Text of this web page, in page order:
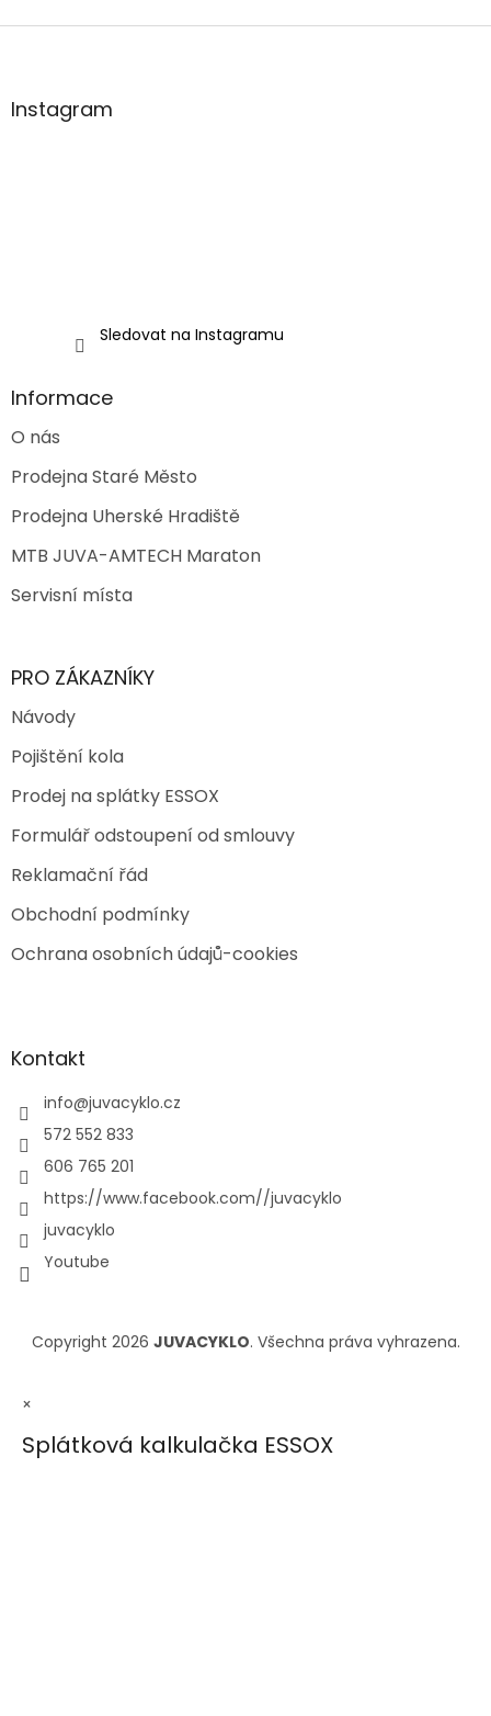
Z
aInstagram
Sledovat na Instagramu
Informace
O nás
Prodejna Staré Město
Prodejna Uherské Hradiště
MTB JUVA-AMTECH Maraton
Servisní místa
PRO ZÁKAZNÍKY
Návody
Pojištění kola
Prodej na splátky ESSOX
Formulář odstoupení od smlouvy
Reklamační řád
Obchodní podmínky
Ochrana osobních údajů-cookies
Kontakt
info@juvacyklo.cz
572 552 833
606 765 201
https://www.facebook.com//juvacyklo
juvacyklo
Youtube
Copyright 2026 JUVACYKLO. Všechna práva vyhrazena.
×
Splátková kalkulačka ESSOX